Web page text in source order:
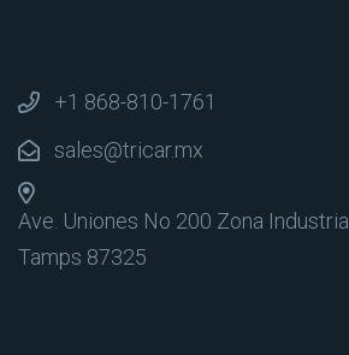
+1 868-810-1761
sales@tricar.mx
Ave. Uniones No 200 Zona Industrial
Tamps 87325